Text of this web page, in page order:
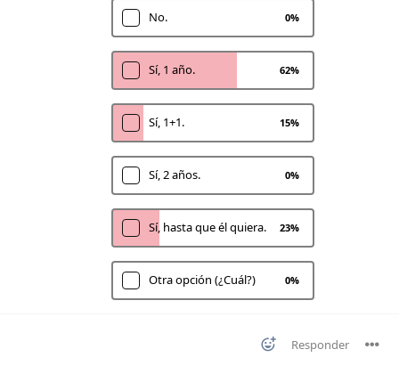
No. 0%
Sí, 1 año. 62%
Sí, 1+1. 15%
Sí, 2 años. 0%
Sí, hasta que él quiera. 23%
Otra opción (¿Cuál?) 0%
Responder